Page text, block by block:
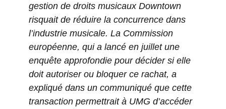
gestion de droits musicaux Downtown
risquait de réduire la concurrence dans
l’industrie musicale. La Commission
européenne, qui a lancé en juillet une
enquête approfondie pour décider si elle
doit autoriser ou bloquer ce rachat, a
expliqué dans un communiqué que cette
transaction permettrait à UMG d’accéder